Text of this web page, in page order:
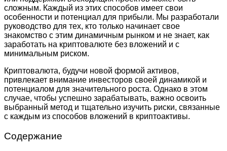
сложным. Каждый из этих способов имеет свои
особенности и потенциал для прибыли. Мы разработали
руководство для тех, кто только начинает свое
знакомство с этим динамичным рынком и не знает, как
заработать на криптовалюте без вложений и с
минимальным риском.
Криптовалюта, будучи новой формой активов,
привлекает внимание инвесторов своей динамикой и
потенциалом для значительного роста. Однако в этом
случае, чтобы успешно зарабатывать, важно освоить
выбранный метод и тщательно изучить риски, связанные
с каждым из способов вложений в криптоактивы.
Содержание